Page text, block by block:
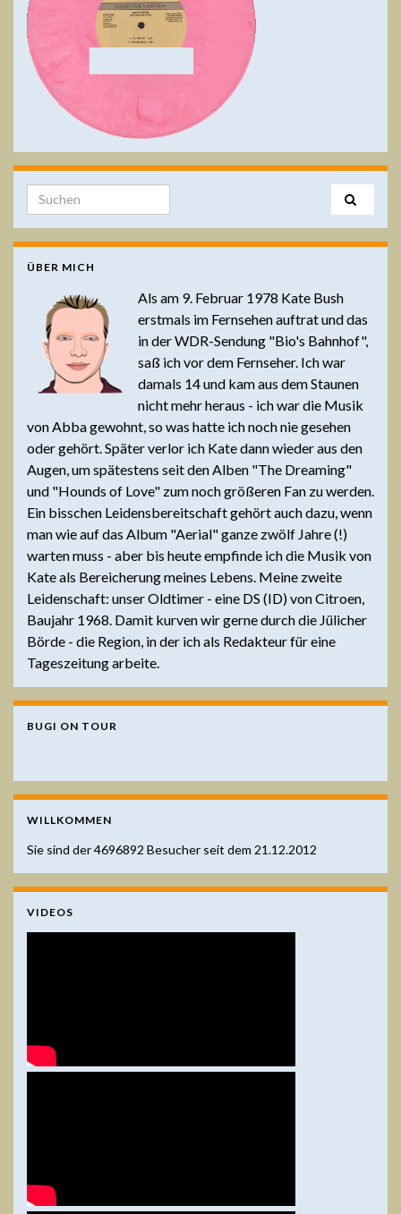
Search for:
ÜBER MICH
Als am 9. Februar 1978 Kate Bush
erstmals im Fernsehen auftrat und das
in der WDR-Sendung "Bio's Bahnhof",
saß ich vor dem Fernseher. Ich war
damals 14 und kam aus dem Staunen
nicht mehr heraus - ich war die Musik
von Abba gewohnt, so was hatte ich noch nie gesehen
oder gehört. Später verlor ich Kate dann wieder aus den
Augen, um spätestens seit den Alben "The Dreaming"
und "Hounds of Love" zum noch größeren Fan zu werden.
Ein bisschen Leidensbereitschaft gehört auch dazu, wenn
man wie auf das Album "Aerial" ganze zwölf Jahre (!)
warten muss - aber bis heute empfinde ich die Musik von
Kate als Bereicherung meines Lebens. Meine zweite
Leidenschaft: unser Oldtimer - eine DS (ID) von Citroen,
Baujahr 1968. Damit kurven wir gerne durch die Jülicher
Börde - die Region, in der ich als Redakteur für eine
Tageszeitung arbeite.
BUGI ON TOUR
WILLKOMMEN
Sie sind der4696892 Besucher seit dem 21.12.2012
VIDEOS